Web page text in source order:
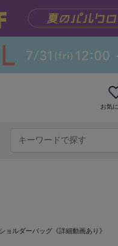
お気
ョルダーバッグ《詳細動画あり》